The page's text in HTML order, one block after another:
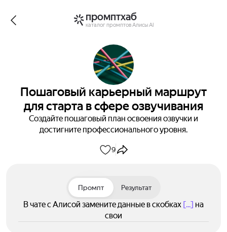
промптхаб
каталог промптов Алисы AI
Пошаговый карьерный маршрут
для старта в сфере озвучивания
Создайте пошаговый план освоения озвучки и
достигните профессионального уровня.
9
Промпт Результат
В чате с Алисой замените данные в скобках [...] на
свои